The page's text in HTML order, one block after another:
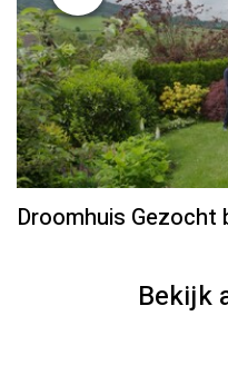
Droomhuis Gezocht
Bekijk